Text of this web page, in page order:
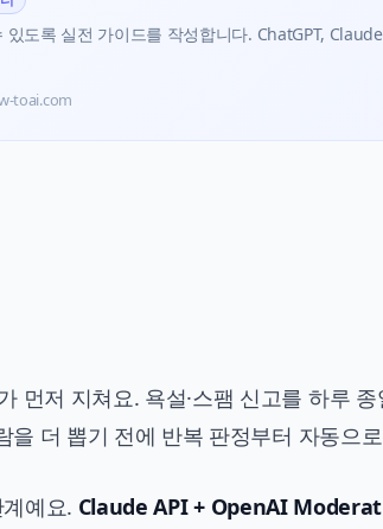
도록 실전 가이드를 작성합니다. ChatGPT,
toai.com
먼저 지쳐요. 욕설·스팸 신고를 하루
을 더 뽑기 전에 반복 판정부터 자동으
예요. Claude API + OpenAI